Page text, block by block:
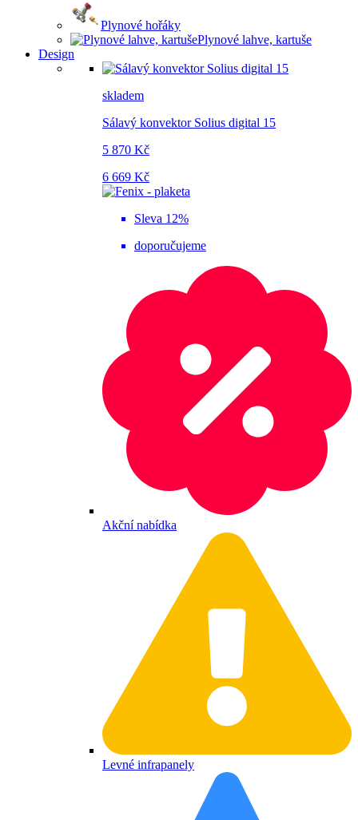
Plynové hořáky
Plynové lahve, kartuše
Design
skladem
Sálavý konvektor Solius digital 15
5 870 Kč
6 669 Kč
Sleva 12%
doporučujeme
Akční nabídka
Levné infrapanely